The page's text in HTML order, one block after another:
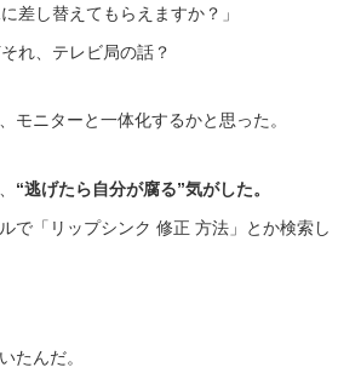
差し替えてもらえますか？」
れ、テレビ局の話？
モニターと一体化するかと思った。
“逃げたら自分が腐る”気がした。
で「リップシンク 修正 方法」とか検索し
たんだ。